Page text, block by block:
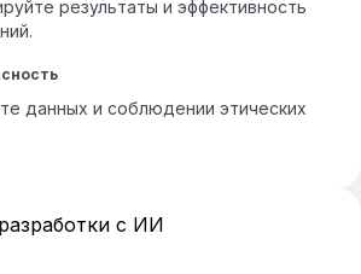
результаты и эффективность
данных и соблюдении этических